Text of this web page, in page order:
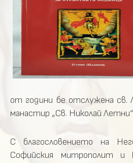
от години бе отслужена св.
манастир „Св. Николай
С благословението на
Софийския митрополит и